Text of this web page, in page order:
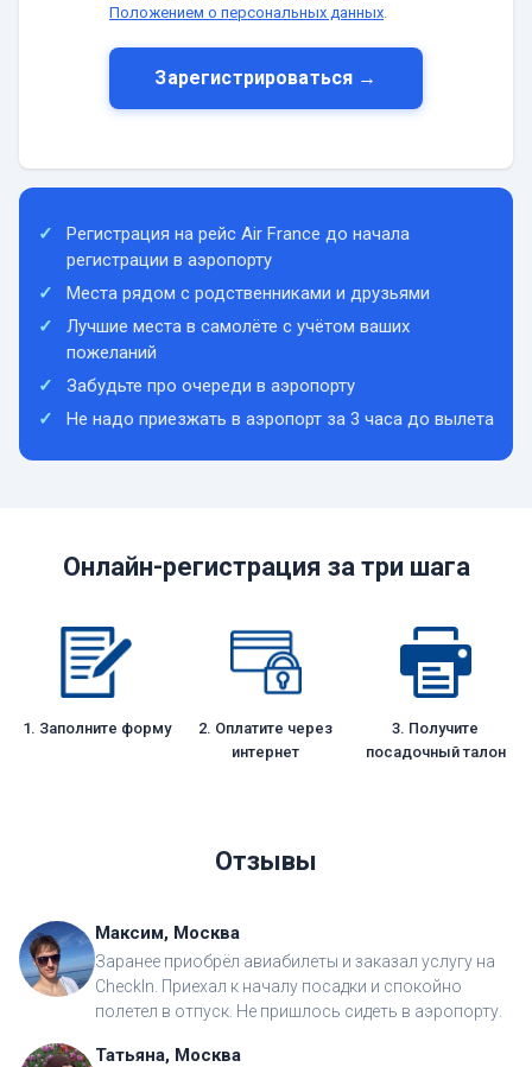
Положением о персональных данных.
Зарегистрироваться →
Регистрация на рейс Air France до начала
регистрации в аэропорту
Места рядом с родственниками и друзьями
Лучшие места в самолёте с учётом ваших
пожеланий
Забудьте про очереди в аэропорту
Не надо приезжать в аэропорт за 3 часа до вылета
Онлайн-регистрация за три шага
1. Заполните форму
2. Оплатите через
интернет
3. Получите
посадочный талон
Отзывы
Максим, Москва
Заранее приобрёл авиабилеты и заказал услугу на
CheckIn. Приехал к началу посадки и спокойно
полетел в отпуск. Не пришлось сидеть в аэропорту.
Татьяна, Москва